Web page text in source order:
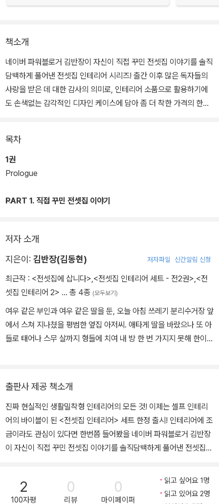
책소개
네이버 파워블로거 김반장이 자신이 직접 꾸민 전셋집 이야기를 솔직
담백하게 풀어낸 전셋집 인테리어 시리즈! 출간 이후 많은 독자들의
사랑을 받은 데 대한 감사의 의미로, 인테리어 소품으로 활용하기에
도 손색없는 감각적인 디자인 케이스에 담아 좀 더 착한 가격의 한정
아직까지 셀프 인테리어를 경험해보지 못한 노마드 족이라면, 합리적
인 비용으로 셀프 리폼하는 노하우를 담은 <전셋집 인테리어>와 공
간별 스타일링에 대한 비법을 담은 <전셋집 인테리어 2>를 통해, 자
목차
1권
Prologue
PART 1. 직접 꾸민 전셋집 이야기
저자 소개
지은이: 김반장(김동현) 저자파일 신간알림 신청
최근작 : <전셋집에 삽니다>,<전셋집 인테리어 세트 - 전2권>,<전
셋집 인테리어 2> … 총 4종 (모두보기)
여우 같은 부인과 여우 같은 딸을 둔, 오늘 아침 쓰레기 분리수거장 앞
에서 스쳐 지나쳤을 평범한 옆집 아저씨. 애타게 딸을 바랐으나 또 아
들로 태어나 스무 살까지 형들에 치여 내 방 한 번 가지지 못해 한이
축 모두와 전혀 상관없는 일을 하면서 신기하게도 내 집도 아닌 전셋
집을 꾸며 어느덧 세 번째 책을 내게 되었다. 《전셋집 인테리어》 시리
즈가 베스트셀러에 등극하고 중국과 대만에 판권이 수출되는 등 인테
리어의 변방으로 취급받던 남의 집 꾸미기를 인테리어계의 뜨거운 감
자로 부상시키는 데 일조했다. 지금도 여전히 전셋집에 거주하며, 네
와 함께 소소한 일상을 자그마치 21년째(!) 공유하고 있다. 김반장의
블로그 blog.naver.com/poderosa3
출판사 제공 책소개
진짜 현실적인 생활밀착형 인테리어의 모든 것! 이제는 셀프 인테리
어의 바이블이 된 <전셋집 인테리어> 세트 한정 출시! 인테리어에 조
금이라도 관심이 있다면 한번쯤 들어봤을 네이버 파워블로거 김반장
이 자신이 직접 꾸민 전셋집 이야기를 솔직담백하게 풀어낸 전셋집
의 의미로, 인테리어 소품으로 활용하기에도 손색없는 감각적인 디자
인 케이스에 담아 좀 더 착한 가격의 한정판으로 출시되었다. 아직까
2
100자평
0
리뷰
0
마이페이퍼
읽고 싶어요 1명
읽고 있어요 2명